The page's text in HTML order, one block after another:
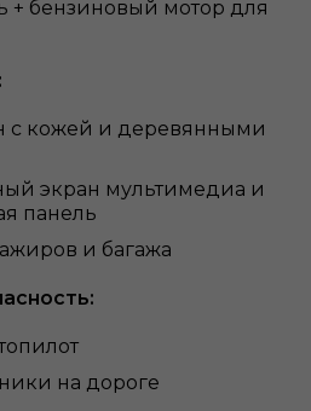
+ бензиновый мотор для
с кожей и деревянными
экран мультимедиа и
панель
и багажа
на дороге